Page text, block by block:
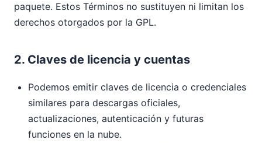
paquete. Estos Términos no sustituyen ni limitan los
derechos otorgados por la GPL.
2. Claves de licencia y cuentas
Podemos emitir claves de licencia o credenciales
similares para descargas oficiales,
actualizaciones, autenticación y futuras
funciones en la nube.